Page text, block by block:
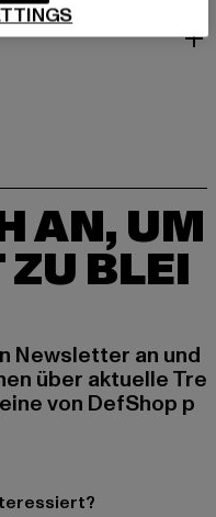
AN, UM
BLEI
Newsletter an und
über aktuelle Tre
von DefShop p